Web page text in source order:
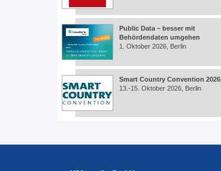
Public Data – besser mit
Behördendaten umgehen
1. Oktober 2026, Berlin
Smart Country Convention 2026
13.-15. Oktober 2026, Berlin